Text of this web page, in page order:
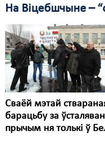
На Віцебшчыне –
Сваёй мэтай
барацьбу за
прычым ня толькі ў